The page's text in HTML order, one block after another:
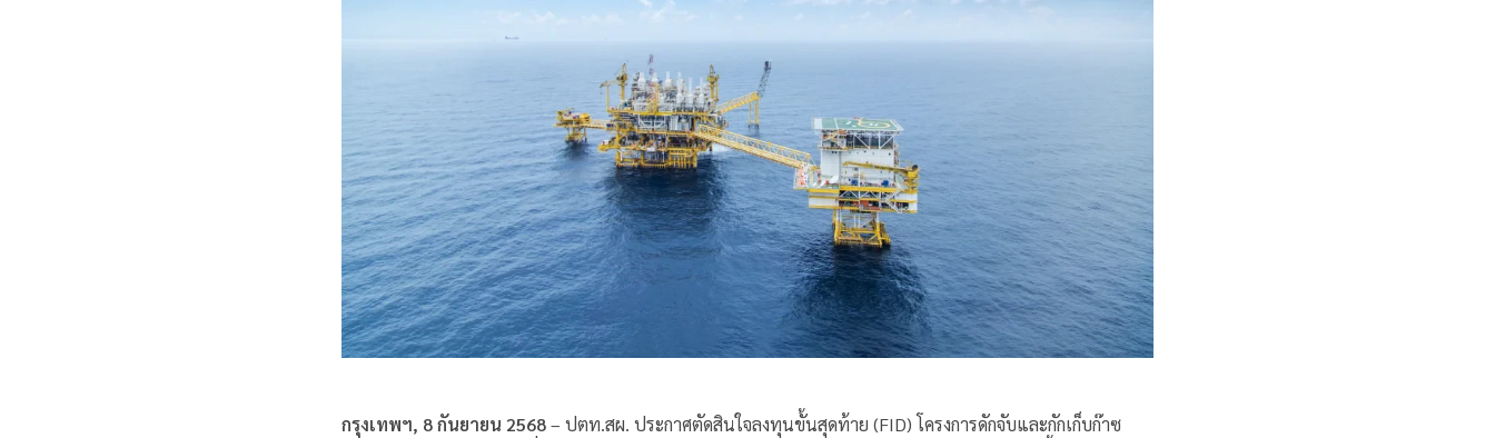
กรุงเทพฯ, 8 กันยายน 2568– ปตท.สผ. ประกาศตัดสินใจลงทุนขั้นสุดท้าย (FID) โครงการดักจับและกักเก็บก๊าซ